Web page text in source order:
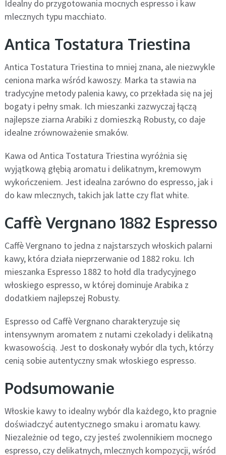
Idealny do przygotowania mocnych espresso i kaw
mlecznych typu macchiato.
Antica Tostatura Triestina
Antica Tostatura Triestina to mniej znana, ale niezwykle
ceniona marka wśród kawoszy. Marka ta stawia na
tradycyjne metody palenia kawy, co przekłada się na jej
bogaty i pełny smak. Ich mieszanki zazwyczaj łączą
najlepsze ziarna Arabiki z domieszką Robusty, co daje
idealne zrównoważenie smaków.
Kawa od Antica Tostatura Triestina wyróżnia się
wyjątkową głębią aromatu i delikatnym, kremowym
wykończeniem. Jest idealna zarówno do espresso, jak i
do kaw mlecznych, takich jak latte czy flat white.
Caffè Vergnano 1882 Espresso
Caffè Vergnano to jedna z najstarszych włoskich palarni
kawy, która działa nieprzerwanie od 1882 roku. Ich
mieszanka Espresso 1882 to hołd dla tradycyjnego
włoskiego espresso, w której dominuje Arabika z
dodatkiem najlepszej Robusty.
Espresso od Caffè Vergnano charakteryzuje się
intensywnym aromatem z nutami czekolady i delikatną
kwasowością. Jest to doskonały wybór dla tych, którzy
cenią sobie autentyczny smak włoskiego espresso.
Podsumowanie
Włoskie kawy to idealny wybór dla każdego, kto pragnie
doświadczyć autentycznego smaku i aromatu kawy.
Niezależnie od tego, czy jesteś zwolennikiem mocnego
espresso, czy delikatnych, mlecznych kompozycji, wśród